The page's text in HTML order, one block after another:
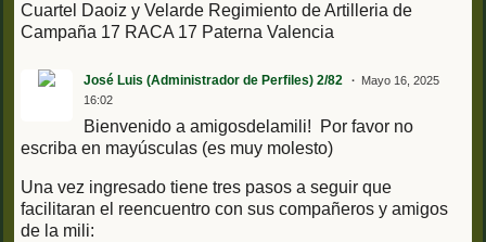
Cuartel Daoiz y Velarde Regimiento de Artilleria de
Campaña 17 RACA 17 Paterna Valencia
José Luis (Administrador de Perfiles) 2/82
Mayo 16, 2025
16:02
Bienvenido a amigosdelamili! Por favor no
escriba en mayúsculas (es muy molesto)
Una vez ingresado tiene tres pasos a seguir que
facilitaran el reencuentro con sus compañeros y amigos
de la mili: